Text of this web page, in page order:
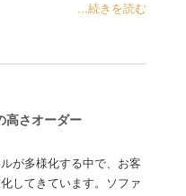
...続きを読む
高さオーダー
が多様化する中で、お客
してきています。ソファ